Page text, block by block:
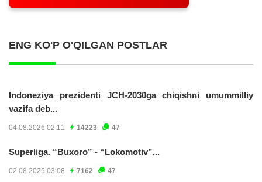
ENG KO'P O'QILGAN POSTLAR
Indoneziya prezidenti JCH-2030ga chiqishni umummilliy
vazifa deb...
04.08.2026 02:11 14223 47
Superliga. “Buxoro” - “Lokomotiv”...
02.08.2026 03:08 7162 47